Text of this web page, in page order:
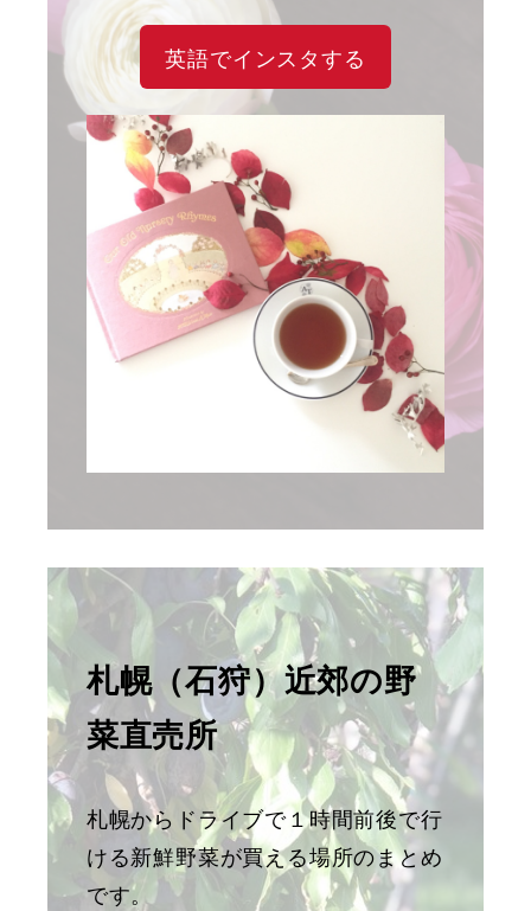
英語でインスタする
札幌（石狩）近郊の野
菜直売所
札幌からドライブで１時間前後で行
ける新鮮野菜が買える場所のまとめ
です。